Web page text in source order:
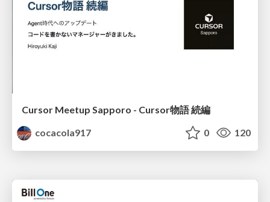
Cursor Meetup Sapporo - Cursor物語 続編
cocacola917
0 120